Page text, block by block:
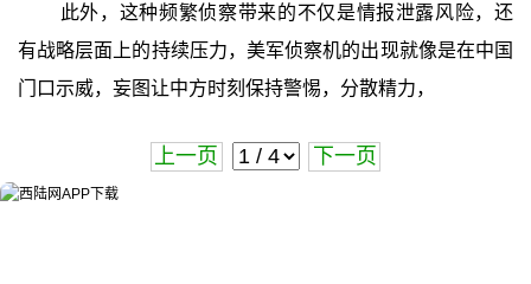
此外，这种频繁侦察带来的不仅是情报泄露风险，还
有战略层面上的持续压力，美军侦察机的出现就像是在中国
门口示威，妄图让中方时刻保持警惕，分散精力，
上一页 下一页